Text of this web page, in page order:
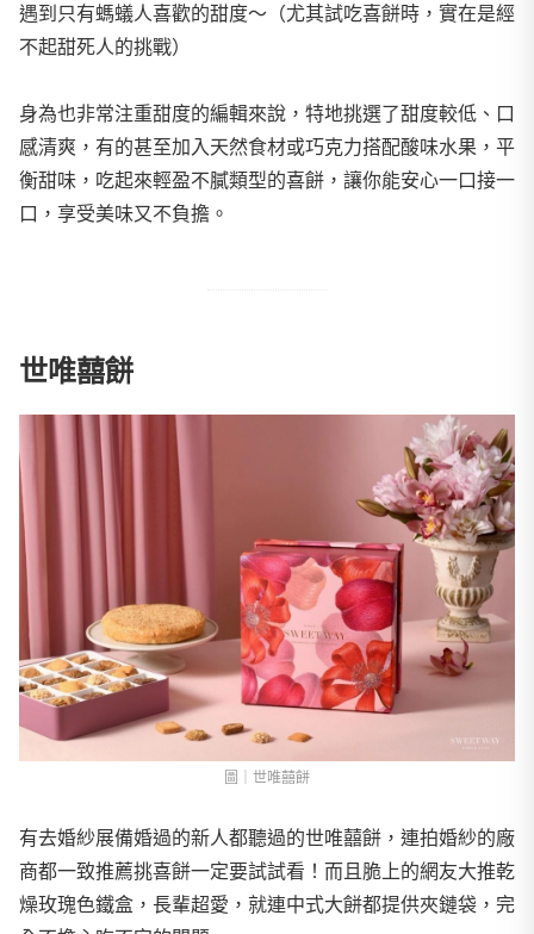
遇到只有螞蟻人喜歡的甜度～（尤其試吃喜餅時，實在是經
不起甜死人的挑戰）
身為也非常注重甜度的編輯來說，特地挑選了甜度較低、口
感清爽，有的甚至加入天然食材或巧克力搭配酸味水果，平
衡甜味，吃起來輕盈不膩類型的喜餅，讓你能安心一口接一
口，享受美味又不負擔。
世唯囍餅
圖｜世唯囍餅
有去婚紗展備婚過的新人都聽過的世唯囍餅，連拍婚紗的廠
商都一致推薦挑喜餅一定要試試看！而且脆上的網友大推乾
燥玫瑰色鐵盒，長輩超愛，就連中式大餅都提供夾鏈袋，完